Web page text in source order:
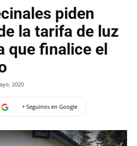
piden
la tarifa de luz
que finalice el
2020
+ Seguinos en Google